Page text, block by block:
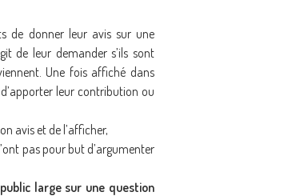
de donner leur avis sur une
de leur demander s’ils sont
Une fois affiché dans
leur contribution ou
avis et de l’afficher,
pas pour but d’argumenter
large sur une question